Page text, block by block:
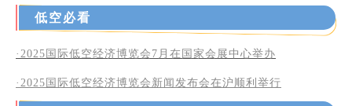
低空必看
·2025国际低空经济博览会7月在国家会展中心举办
·2025 国际低空经济博览会新闻发布会在沪顺利举行